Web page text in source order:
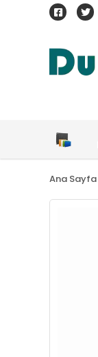
Ana Sayfa